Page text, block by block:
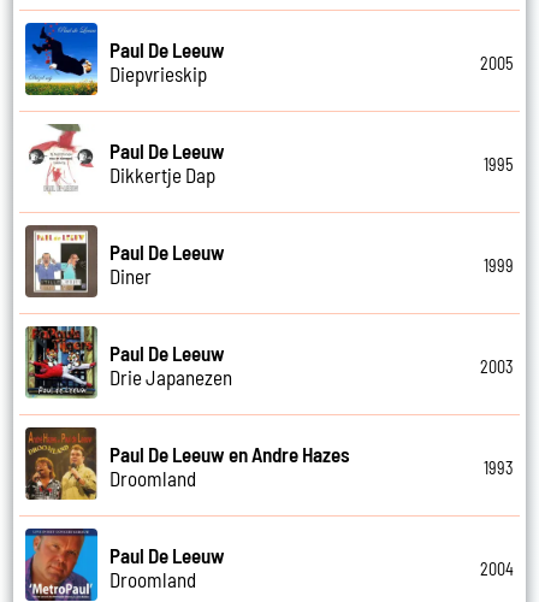
Paul De Leeuw
Diepvrieskip
2005
Paul De Leeuw
Dikkertje Dap
1995
Paul De Leeuw
Diner
1999
Paul De Leeuw
Drie Japanezen
2003
Paul De Leeuw en Andre Hazes
Droomland
1993
Paul De Leeuw
Droomland
2004